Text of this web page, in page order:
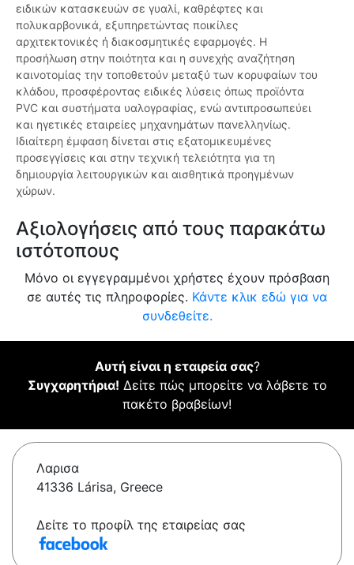
ειδικών κατασκευών σε γυαλί, καθρέφτες και
πολυκαρβονικά, εξυπηρετώντας ποικίλες
αρχιτεκτονικές ή διακοσμητικές εφαρμογές. Η
προσήλωση στην ποιότητα και η συνεχής αναζήτηση
καινοτομίας την τοποθετούν μεταξύ των κορυφαίων του
κλάδου, προσφέροντας ειδικές λύσεις όπως προϊόντα
PVC και συστήματα υαλογραφίας, ενώ αντιπροσωπεύει
και ηγετικές εταιρείες μηχανημάτων πανελληνίως.
Ιδιαίτερη έμφαση δίνεται στις εξατομικευμένες
προσεγγίσεις και στην τεχνική τελειότητα για τη
δημιουργία λειτουργικών και αισθητικά προηγμένων
χώρων.
Αξιολογήσεις από τους παρακάτω
ιστότοπους
Μόνο οι εγγεγραμμένοι χρήστες έχουν πρόσβαση
σε αυτές τις πληροφορίες. Κάντε κλικ εδώ για να
συνδεθείτε.
Αυτή είναι η εταιρεία σας?
Συγχαρητήρια! Δείτε πώς μπορείτε να λάβετε το
πακέτο βραβείων!
Λαρισα
41336 Lárisa, Greece
Δείτε το προφίλ της εταιρείας σας